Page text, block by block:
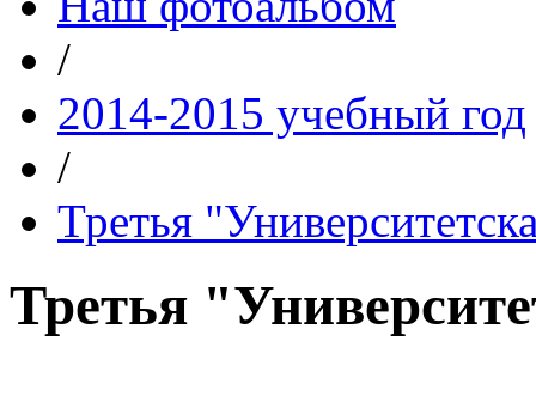
/
2014-2015 учебный год
/
Третья
Третья